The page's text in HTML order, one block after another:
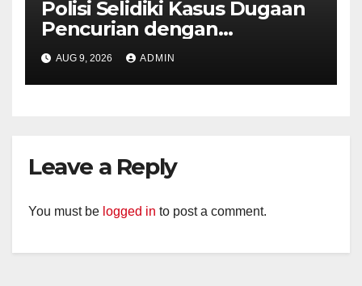
Polisi Selidiki Kasus Dugaan
Pencurian dengan
Kekerasan di Counter HP
Royal Phone Ambarawa.
AUG 9, 2026 ADMIN
Leave a Reply
You must be logged in to post a comment.